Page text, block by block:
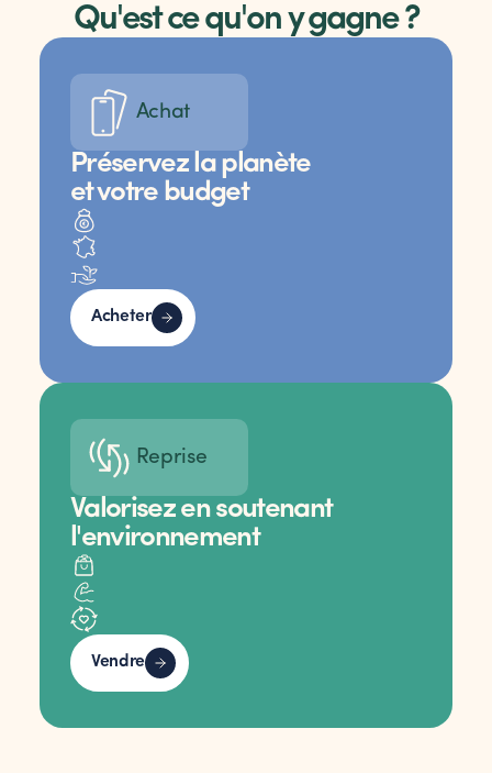
Qu'est ce qu'on y gagne ?
Achat
Préservez la planète
et votre budget
Acheter
Reprise
Valorisez en soutenant
l'environnement
Vendre